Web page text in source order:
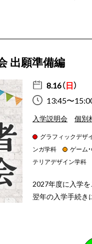
出願準備編
8.16（日）
13:45〜
入学説明会 個別
グラフィックデザ
ンガ学科
ゲーム
テリアデザイン学科
2027年度に入学を
翌年の入学手続き